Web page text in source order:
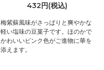
432円(税込)
梅紫蘇風味がさっぱりと爽やかな
軽い塩味の豆菓子です。ほのかで
かわいいピンク色がご進物に華を
添えます。